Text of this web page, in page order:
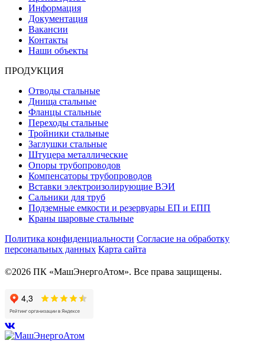
Информация
Документация
Вакансии
Контакты
Наши объекты
ПРОДУКЦИЯ
Отводы стальные
Днища стальные
Фланцы стальные
Переходы стальные
Тройники стальные
Заглушки стальные
Штуцера металлические
Опоры трубопроводов
Компенсаторы трубопроводов
Вставки электроизолирующие ВЭИ
Сальники для труб
Подземные емкости и резервуары ЕП и ЕПП
Краны шаровые стальные
Политика конфиденциальности Согласие на обработку
персональных данных Карта сайта
©2026 ПК «МашЭнергоАтом». Все права защищены.